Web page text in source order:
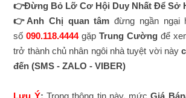
👉Đừng Bỏ Lỡ Cơ Hội Duy Nhất Để Sở
👉Anh Chị quan tâm đừng ngần ngại
số090.118.4444gặp Trung Cường để
trở thành chủ nhân ngôi nhà tuyệt vời này
đến(SMS - ZALO - VIBER)